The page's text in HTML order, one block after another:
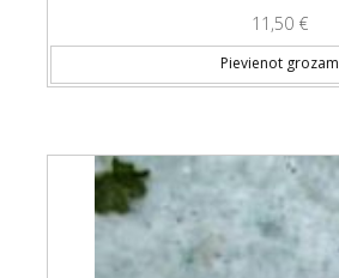
11,50 €
Pievienot grozam